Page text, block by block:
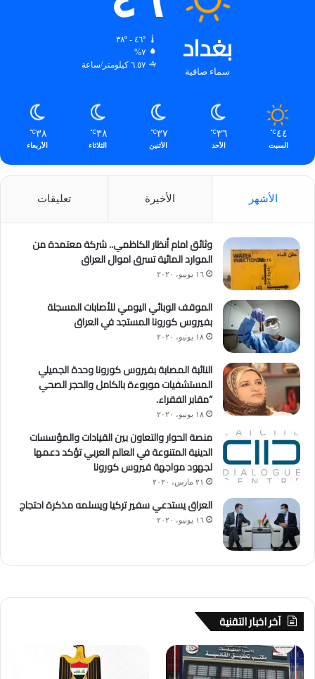
بغداد
سماء صافية
٤٦º - ٣٨º
٧%
٦.٥٧ كيلومتر/ساعة
٤٤℃
السبت
٣٦℃
الأحد
٣٧℃
الأثنين
٣٨℃
الثلاثاء
٣٨℃
الأربعاء
الأشهر الأخيرة تعليقات
وثائق امام أنظار الكاظمي.. شركة معتمدة من
الموارد المائية تسرق اموال العراق
١٦ يونيو، ٢٠٢٠
الموقف الوبائي اليومي للأصابات المسجلة
بفيروس كورونا المستجد في العراق
١٨ يونيو، ٢٠٢٠
النائبة المصابة بفيروس كورونا وحدة الجميلي
المستشفيات موبوءة بالكامل والحجر الصحي
“مقابر الفقراء.
١٨ يونيو، ٢٠٢٠
منصة الحوار والتعاون بين القيادات والمؤسسات
الدينية المتنوعة في العالم العربي تؤكد دعمها
لجهود مواجهة فيروس كورونا
٢١ مارس، ٢٠٢٠
العراق يستدعي سفير تركيا ويسلمه مذكرة احتجاج
١٦ يونيو، ٢٠٢٠
آخر اخبار التقنية